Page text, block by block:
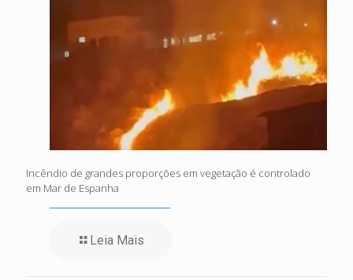
Incêndio de grandes proporções em vegetação é controlado
em Mar de Espanha
Leia Mais